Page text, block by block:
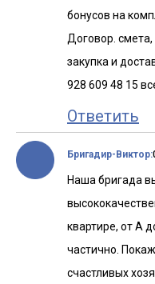
бонусов на
Договор.
закупка и
928 609 48 15
Ответить
Бригадир-Виктор:
Наша бригада
квартире, от А
частично.
счастливых